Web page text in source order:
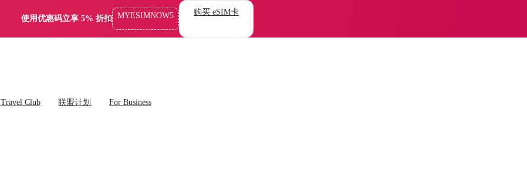
使用优惠码立享 5% 折扣 MYESIMNOW5 购买 eSIM卡
Travel Club 联盟计划 For Business